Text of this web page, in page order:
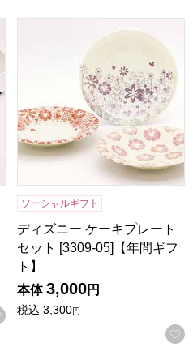
お気に入りに登録する
ソーシャルギフト
ディズニー ケーキプレート
セット [3309-05]【年間ギフ
ト】
本体 3,000円
税込 3,300円